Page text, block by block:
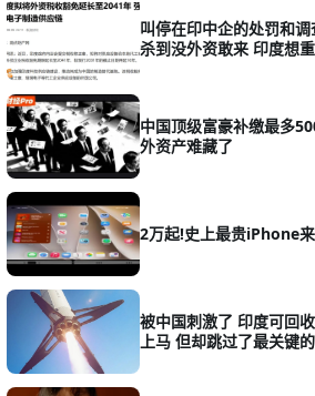
叫停在印中企的处罚和
杀到没外资敢来 印度想
中国顶级富豪补缴最多
外资产难藏了
2万起!史上最贵iPhone
被中国刺激了 印度可回
上马 但却跳过了最关键